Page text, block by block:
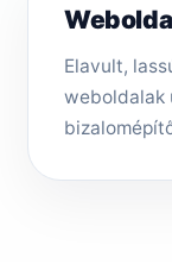
Elavult,
weboldalak